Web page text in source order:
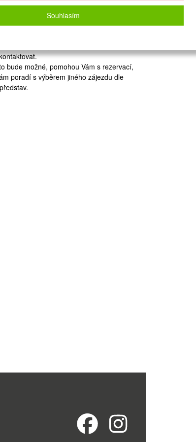
Souhlasím
zájezd nelze on-line nacenit a
bude možné, pomohou Vám s rezervací,
poradí s výběrem jiného zájezdu dle